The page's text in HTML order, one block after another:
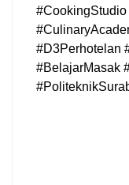
#D3Perhotelan
#BelajarMasak